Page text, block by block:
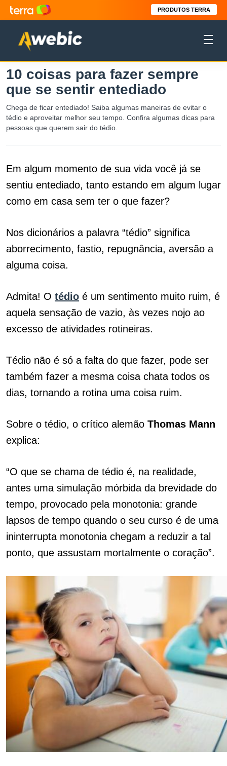
PRODUTOS TERRA
10 coisas para fazer sempre
que se sentir entediado
Chega de ficar entediado! Saiba algumas maneiras de evitar o
tédio e aproveitar melhor seu tempo. Confira algumas dicas para
pessoas que querem sair do tédio.
Em algum momento de sua vida você já se
sentiu entediado, tanto estando em algum lugar
como em casa sem ter o que fazer?
Nos dicionários a palavra “tédio” significa
aborrecimento, fastio, repugnância, aversão a
alguma coisa.
Admita! O tédio é um sentimento muito ruim, é
aquela sensação de vazio, às vezes nojo ao
excesso de atividades rotineiras.
Tédio não é só a falta do que fazer, pode ser
também fazer a mesma coisa chata todos os
dias, tornando a rotina uma coisa ruim.
Sobre o tédio, o crítico alemão Thomas Mann
explica:
“O que se chama de tédio é, na realidade,
antes uma simulação mórbida da brevidade do
tempo, provocado pela monotonia: grande
lapsos de tempo quando o seu curso é de uma
ininterrupta monotonia chegam a reduzir a tal
ponto, que assustam mortalmente o coração”.